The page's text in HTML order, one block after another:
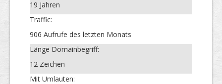
19 Jahren
Traffic:
906 Aufrufe des letzten Monats
Länge Domainbegriff:
12 Zeichen
Mit Umlauten: